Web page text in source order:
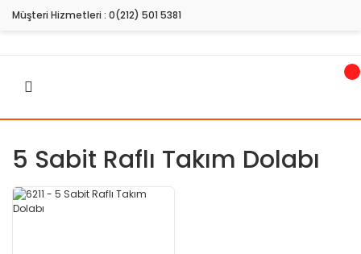
Müşteri Hizmetleri : 0(212) 501 5381
5 Sabit Raflı Takım Dolabı